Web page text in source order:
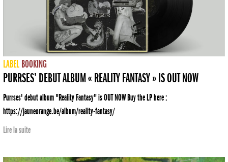
LABEL BOOKING
PURRSES’ DEBUT ALBUM « REALITY FANTASY » IS OUT NOW
Purrses' debut album "Reality Fantasy" is OUT NOW Buy the LP here :
https://jauneorange.be/album/reality-fantasy/
Lire la suite